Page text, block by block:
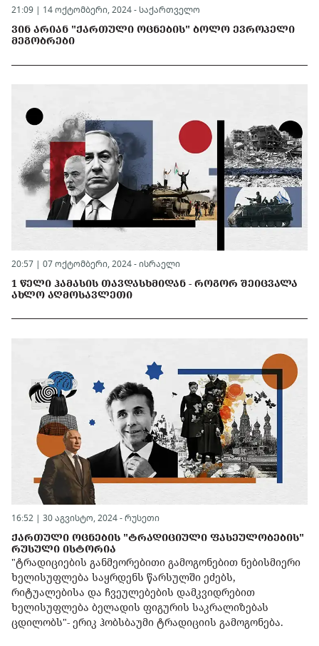
21:09 | 14 ოქტომბერი, 2024 - საქართველო
ᲕᲘᲜ ᲐᲠᲘᲐᲜ "ᲥᲐᲠᲗᲣᲚᲘ ᲝᲪᲜᲔᲑᲘᲡ" ᲑᲝᲚᲝ ᲔᲕᲠᲝᲞᲔᲚᲘ
ᲛᲔᲒᲝᲑᲠᲔᲑᲘ
20:57 | 07 ოქტომბერი, 2024 - ისრაელი
1 ᲬᲔᲚᲘ ᲰᲐᲛᲐᲡᲘᲡ ᲗᲐᲕᲓᲐᲡᲮᲛᲘᲓᲐᲜ - ᲠᲝᲒᲝᲠ ᲨᲔᲘᲪᲕᲐᲚᲐ
ᲐᲮᲚᲝ ᲐᲦᲛᲝᲡᲐᲕᲚᲔᲗᲘ
16:52 | 30 აგვისტო, 2024 - რუსეთი
ᲥᲐᲠᲗᲣᲚᲘ ᲝᲪᲜᲔᲑᲘᲡ "ᲢᲠᲐᲓᲘᲪᲘᲣᲚᲘ ᲤᲐᲡᲔᲣᲚᲝᲑᲔᲑᲘᲡ"
ᲠᲣᲡᲣᲚᲘ ᲘᲡᲢᲝᲠᲘᲐ
"ტრადიციების განმეორებითი გამოგონებით ნებისმიერი
ხელისუფლება საყრდენს წარსულში ეძებს,
რიტუალებისა და ჩვეულებების დამკვიდრებით
ხელისუფლება ბელადის ფიგურის საკრალიზებას
ცდილობს"- ერიკ ჰობსბაუმი ტრადიციის გამოგონება.